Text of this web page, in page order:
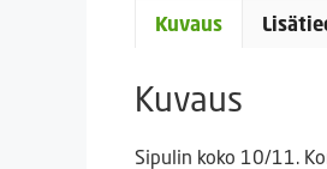
Kuvaus
Kuvaus
Sipulin koko 10/11.